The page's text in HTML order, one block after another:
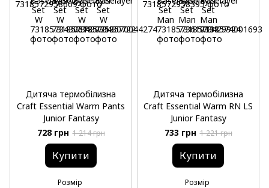
Дитяча термобілизна
Craft Essential Warm Pants
Junior Fantasy
728 грн 1 214 грн
Купити
Розмір
Дитяча термобілизна
Craft Essential Warm RN LS
Junior Fantasy
733 грн 1 221 грн
Купити
Розмір